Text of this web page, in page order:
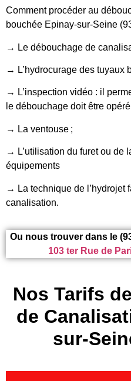
Comment procéder au
bouchée Epinay-sur-Seine
→ Le débouchage de
→ L’hydrocurage des tuyaux
→ L’inspection vidéo : il
le débouchage doit être opéré
→ La ventouse ;
→ L’utilisation du furet ou de
équipements
→ La technique de l’hydrojet
canalisation.
Ou nous trouver dans le
103 ter Rue de
Nos Tarifs
de
sur-